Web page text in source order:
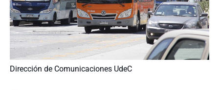
Dirección de Comunicaciones UdeC